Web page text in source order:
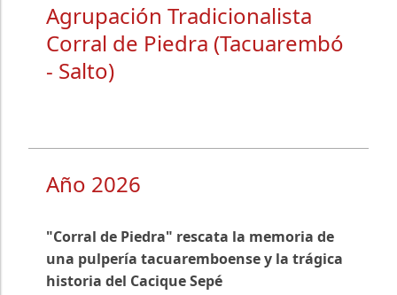
Agrupación Tradicionalista
Corral de Piedra (Tacuarembó
- Salto)
Año 2026
"Corral de Piedra" rescata la memoria de
una pulpería tacuaremboense y la trágica
historia del Cacique Sepé